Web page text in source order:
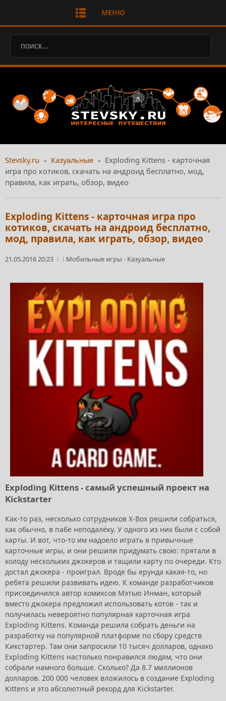
МЕНЮ
Stevsky.ru Казуальные
Exploding Kittens - карточная
игра про котиков, скачать на андроид бесплатно, мод,
правила, как играть, обзор, видео
Exploding Kittens - карточная игра про
котиков, скачать на андроид бесплатно,
мод, правила, как играть, обзор, видео
21.05.2016 20:23 Мобильные игры - Казуальные
Exploding Kittens - самый успешный проект на
Kickstarter
Как-то раз, несколько сотрудников X-Box решили собраться,
как обычно, в пабе неподалёку. У одного из них были с собой
карты. И вот, что-то им надоело играть в привычные
карточные игры, и они решили придумать свою: прятали в
колоду нескольких джокеров и тащили карту по очереди. Кто
достал джокера - проиграл. Вроде бы ерунда какая-то, но
ребята решили развивать идею. К команде разработчиков
присоединился автор комиксов Мэтью Инман, который
вместо джокера предложил использовать котов - так и
получилась невероятно популярная карточная игра
Exploding Kittens. Команда решила собрать деньги на
разработку на популярной платформе по сбору средств
Кикстартер. Там они запросили 10 тысяч долларов, однако
Exploding Kittens настолько понравился людям, что они
собрали намного больше. Сколько? Да 8.7 миллионов
долларов. 200 000 человек вложилось в создание Exploding
Kittens и это абсолютный рекорд для Kickstarter.